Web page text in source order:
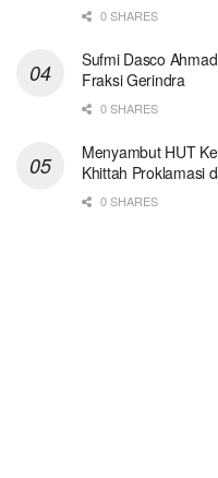
0 SHARES
Sufmi Dasco
Fraksi Gerindra
0 SHARES
Menyambut HUT
Khittah Proklamasi
0 SHARES